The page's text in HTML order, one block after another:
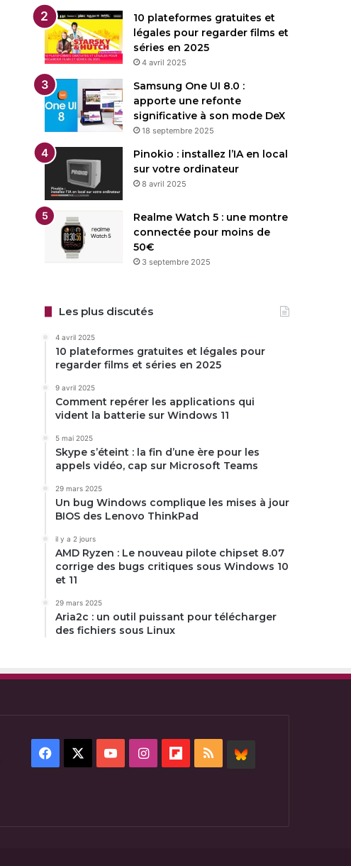
10 plateformes gratuites et
légales pour regarder films et
séries en 2025
4 avril 2025
Samsung One UI 8.0 :
apporte une refonte
significative à son mode DeX
18 septembre 2025
Pinokio : installez l’IA en local
sur votre ordinateur
8 avril 2025
Realme Watch 5 : une montre
connectée pour moins de
50€
3 septembre 2025
Les plus discutés
4 avril 2025
10 plateformes gratuites et légales pour
regarder films et séries en 2025
9 avril 2025
Comment repérer les applications qui
vident la batterie sur Windows 11
5 mai 2025
Skype s’éteint : la fin d’une ère pour les
appels vidéo, cap sur Microsoft Teams
29 mars 2025
Un bug Windows complique les mises à jour
BIOS des Lenovo ThinkPad
il y a 2 jours
AMD Ryzen : Le nouveau pilote chipset 8.07
corrige des bugs critiques sous Windows 10
et 11
29 mars 2025
Aria2c : un outil puissant pour télécharger
des fichiers sous Linux
Facebook YouTubeInstagramFlipboard
RSS